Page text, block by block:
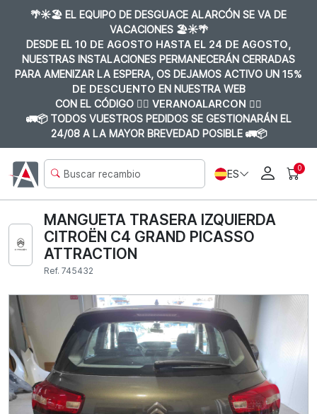
🌴☀️🏖️ EL EQUIPO DE DESGUACE ALARCÓN SE VA DE
VACACIONES 🏖️☀️🌴
DESDE EL 10 DE AGOSTO HASTA EL 24 DE AGOSTO,
NUESTRAS INSTALACIONES PERMANECERÁN CERRADAS
PARA AMENIZAR LA ESPERA, OS DEJAMOS ACTIVO UN 15%
DE DESCUENTO EN NUESTRA WEB
CON EL CÓDIGO 👉🏼 VERANOALARCON 👈🏼
🚛📦 TODOS VUESTROS PEDIDOS SE GESTIONARÁN EL
24/08 A LA MAYOR BREVEDAD POSIBLE 🚛📦
ES 0
MANGUETA TRASERA IZQUIERDA
CITROËN C4 GRAND PICASSO
ATTRACTION
Ref. 745432